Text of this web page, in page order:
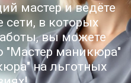
мастер и ведёте
в которых
вы можете
"Мастер маникюра"
на льготных